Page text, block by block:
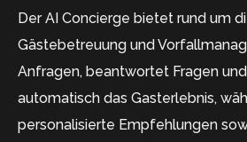
Der AI Concierge bietet rund um
Gästebetreuung und
Anfragen, beantwortet Fragen
automatisch das Gasterlebnis,
personalisierte Empfehlungen